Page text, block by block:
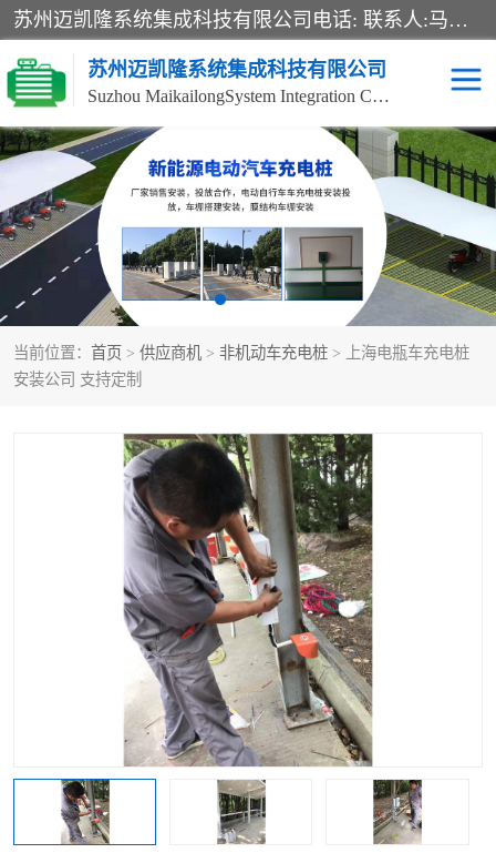
苏州迈凯隆系统集成科技有限公司电话: 联系人:马杰森 销售安装视频监控、报警系统、电话交换机、门禁考勤、巡更系统、呼叫对讲系统、停车场道闸、智能家居、广播系统、综合布线、办公设备、电子商务软件、网络工程、酒店门锁系列 系统集成、VOD视频点播、LED显示屏、节能产品、USP电源、收银机等弱电及智能化项目。
苏州迈凯隆系统集成科技有限公司
Suzhou MaikailongSystem Integration Co., Ltd.
当前位置： 首页 > 供应商机 > 非机动车充电桩 > 上海电瓶车充电桩
安装公司 支持定制
非机动车充电桩 电瓶车充电桩
电动自行车充电桩 两轮电动车充电桩
充电桩